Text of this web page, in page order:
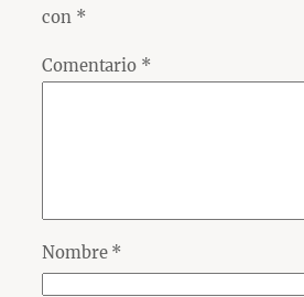
con *
Comentario *
Nombre *